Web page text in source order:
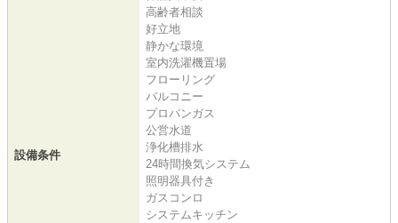
設備条件
高齢者相談
好立地
静かな環境
室内洗濯機置場
フローリング
バルコニー
プロパンガス
公営水道
浄化槽排水
24時間換気システム
照明器具付き
ガスコンロ
システムキッチン